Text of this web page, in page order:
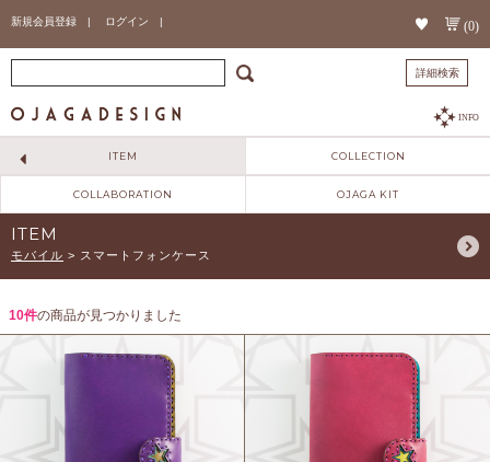
新規会員登録 | ログイン | (0)
詳細検索
INFO
ITEM COLLECTION
COLLABORATION OJAGA KIT
ITEM
モバイル > スマートフォンケース
10件の商品が見つかりました